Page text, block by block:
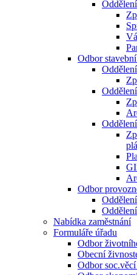
Odbor
Odbor
Nabídka zaměstnání
Formuláře úřadu
Odbor
Obecní
Odbor